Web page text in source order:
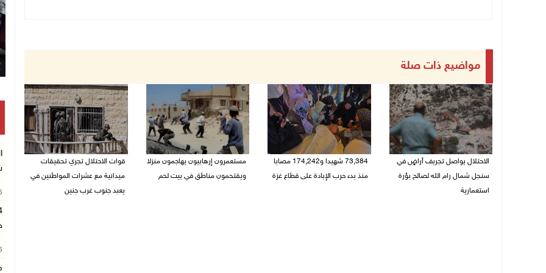
مواضيع ذات صلة
الاحتلال يواصل تجريف أراضٍ في
سنجل شمال رام الله لصالح بؤرة
استعمارية
73,384 شهيدا و174,242 مصابا
منذ بدء حرب الإبادة على قطاع غزة
مستعمرون إرهابيون يهاجمون منزلا
ويقتحمون مناطق في بيت لحم
قوات الاحتلال تجري تحقيقات
ميدانية مع عشرات المواطنين في
يعبد جنوب غرب جنين